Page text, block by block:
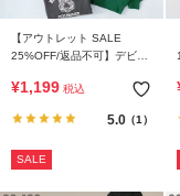
【アウトレット SALE
25%OFF/返品不可】デビラ
裏起毛 BIGシルエット プリ
¥1,199 税込
5.0（1）
SALE